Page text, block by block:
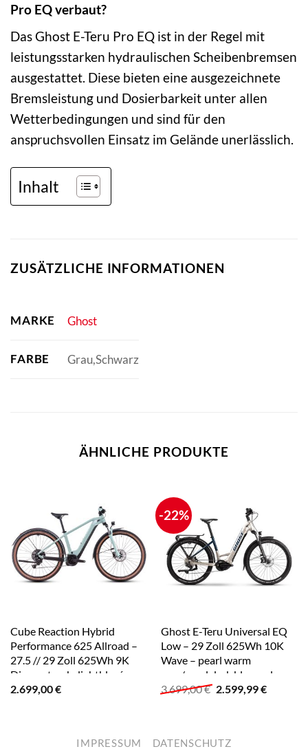
Pro EQ verbaut?
Das Ghost E-Teru Pro EQ ist in der Regel mit
leistungsstarken hydraulischen Scheibenbremsen
ausgestattet. Diese bieten eine ausgezeichnete
Bremsleistung und Dosierbarkeit unter allen
Wetterbedingungen und sind für den
anspruchsvollen Einsatz im Gelände unerlässlich.
Inhalt
ZUSÄTZLICHE INFORMATIONEN
MARKE Ghost
FARBE Grau,Schwarz
ÄHNLICHE PRODUKTE
Cube Reaction Hybrid
Performance 625 Allroad –
27.5 // 29 Zoll 625Wh 9K
Diamant – skylightblue´n
´white
2.699,00€
-22%
Ghost E-Teru Universal EQ
Low – 29 Zoll 625Wh 10K
Wave – pearl warm
grey/pearl dark blue – glossy
3.699,00€ Ursprünglicher
2.599,99€
IMPRESSUM DATENSCHUTZ